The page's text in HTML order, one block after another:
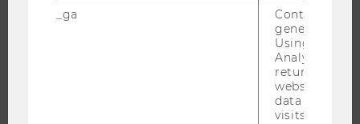
STUDENT CLUBS
_ga
Contains a
generated
Using this
Analytics can
returning
website and
data from
visits.